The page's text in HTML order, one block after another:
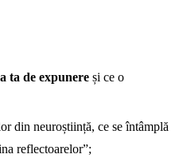
ta de expunere și ce o
din neuroștiință, ce se întâmplă
reflectoarelor”;